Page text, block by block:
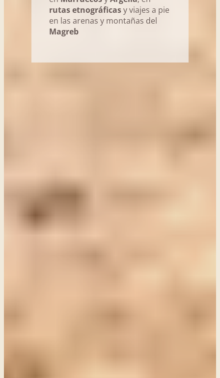
rutas etnográficasy viajes a pie
en las arenas y montañas del
Magreb